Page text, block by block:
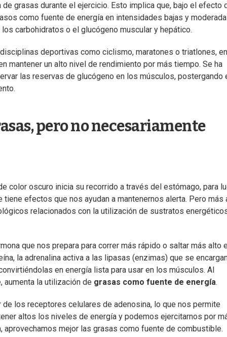
grasas durante el ejercicio. Esto implica que, bajo el efecto
como fuente de energía en intensidades bajas y
carbohidratos o el glucógeno muscular y hepático.
deportivas como ciclismo, maratones o triatlones,
mantener un alto nivel de rendimiento por más tiempo. Se ha
las reservas de glucógeno en los músculos, postergando
pero no necesariamente
color oscuro inicia su recorrido a través del estómago, para
efectos que nos ayudan a mantenernos alerta. Pero más
relacionados con la utilización de sustratos
que nos prepara para correr más rápido o saltar más alto
la adrenalina activa a las lipasas (enzimas) que se
en energía lista para usar en los músculos. Al
aumenta la utilización de grasas como fuente de energía.
los receptores celulares de adenosina, lo que nos permite
altos los niveles de energía y podemos ejercitarnos por
mejor las grasas como fuente de combustible.